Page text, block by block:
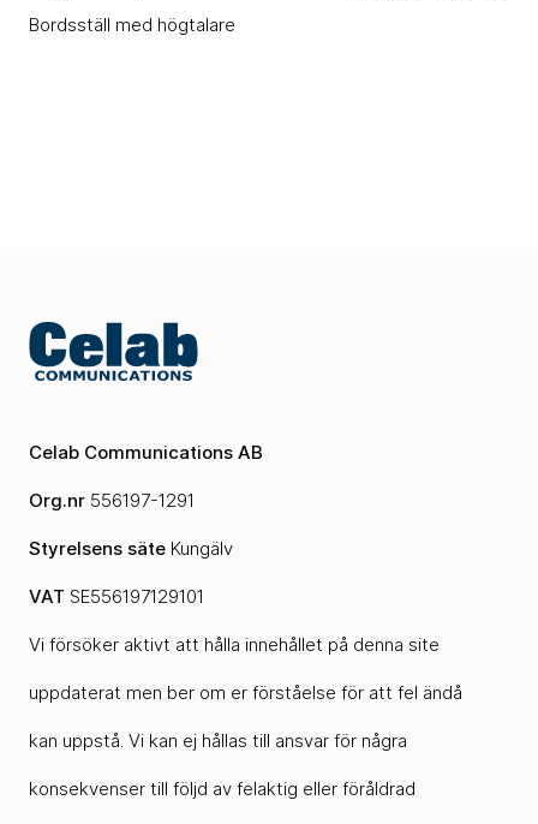
Bordsställ med högtalare
Celab Communications AB
Org.nr 556197-1291
Styrelsens säte Kungälv
VAT SE556197129101
Vi försöker aktivt att hålla innehållet på denna site
uppdaterat men ber om er förståelse för att fel ändå
kan uppstå. Vi kan ej hållas till ansvar för några
konsekvenser till följd av felaktig eller föråldrad